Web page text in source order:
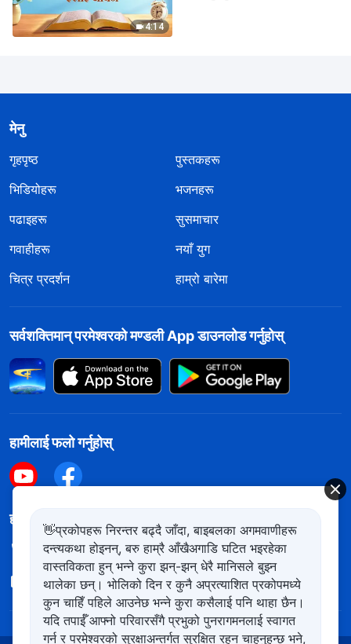
4:14
मेनु
गृहपृष्ठ
पुस्तकहरू
भिडियोहरू
भजनहरू
पढाइहरू
सुसमाचार
गवाहीहरू
नयाँ युग
चित्र प्रदर्शन
हाम्रो बारेमा
सर्वशक्तिमान्‌ परमेश्‍वरको मण्डली App डाउनलोड गर्नुहोस्
हामीलाई फलो गर्नुहोस्
हामीलाई सम्पर्क गर्नुहोस
+977-981-140-9021
contact.ne@kingdomsalvation.org
👋प्रकोपहरू निरन्तर बढ्दै जाँदा, बाइबलका अगमवाणीहरू
दन्त्यकथा होइनन्, बरु हाम्रै आँखैअगाडि घटित भइरहेका
वास्तविकता हुन् भन्ने कुरा झन्-झन् धेरै मानिसले बुझ्न
थालेका छन्। भोलिको दिन र कुनै अप्रत्याशित प्रकोपमध्ये
कुन चाहिँ पहिले आउनेछ भन्ने कुरा कसैलाई पनि थाहा छैन।
यदि तपाईँ आफ्नो परिवारसँगै प्रभुको पुनरागमनलाई स्वागत
गर्न र परमेश्‍वरको सुरक्षाअन्तर्गत सुरक्षित रहन चाहनुहुन्छ भने,